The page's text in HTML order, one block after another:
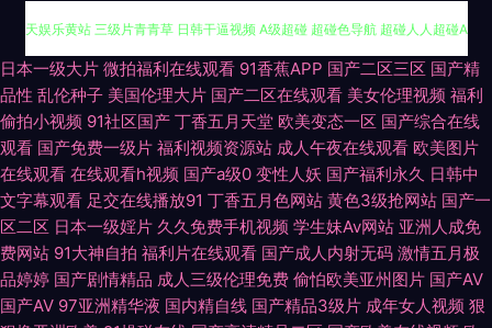
亚洲AV久久蜜芽 99热久久视频 91白丝国产 97就是干五月天 91激情网 五月
天娱乐黄站 三级片青青草 日韩干逼视频 A级超碰 超碰色导航 超碰人人超碰A
国产激情一区 韩国av自拍 黄色免费链接 久草狼人 久草免费福利站 久久香蕉
色 国产夫妻3p网站 日韩在线一二 午夜无码久久 91九色乱 www艹逼 国产草
草久久 青娱乐天天影院 国产综合14p 国语对白在线播放 日本十大aⅴ网站 a
日本一级大片 微拍福利在线观看 91香蕉APP 国产二区三区 国产精
品性 乱伦种子 美国伦理大片 国产二区在线观看 美女伦理视频 福利
偷拍小视频 91社区国产 丁香五月天堂 欧美变态一区 国产综合在线
观看 国产免费一级片 福利视频资源站 成人午夜在线观看 欧美图片
在线观看 在线观看h视频 国产a级0 变性人妖 国产福利永久 日韩中
文字幕观看 足交在线播放91 丁香五月色网站 黄色3级抢网站 国产一
区二区 日本一级婬片 久久免费手机视频 学生妹Av网站 亚洲人成免
费网站 91大神自拍 福利片在线观看 国产成人内射无码 激情五月极
品婷婷 国产剧情精品 成人三级伦理免费 偷怕欧美亚州图片 国产AV
国产AV 97亚洲精华液 国内精自线 国产精品3级片 成年女人视频 狠